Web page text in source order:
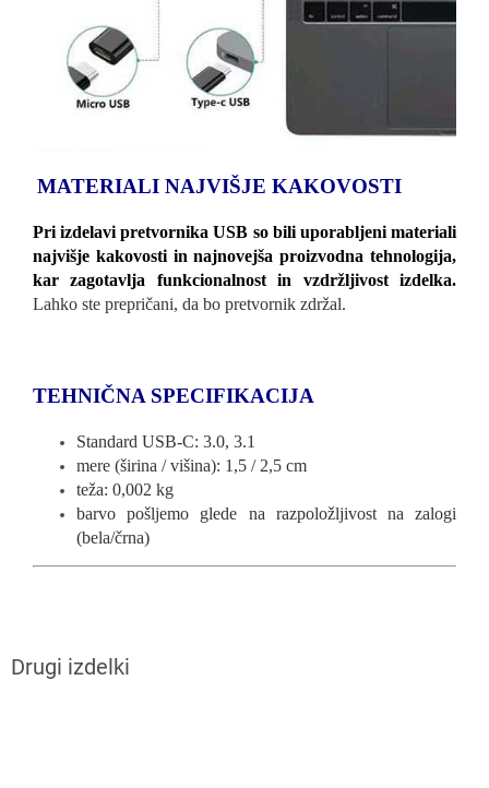
MATERIALI NAJVIŠJE KAKOVOSTI
Pri izdelavi pretvornika USB so bili uporabljeni materiali
najvišje kakovosti in najnovejša proizvodna tehnologija,
kar zagotavlja funkcionalnost in vzdržljivost izdelka.
Lahko ste prepričani, da bo pretvornik zdržal.
TEHNIČNA SPECIFIKACIJA
Standard USB-C: 3.0, 3.1
mere (širina / višina): 1,5 / 2,5 cm
teža: 0,002 kg
barvo pošljemo glede na razpoložljivost na zalogi
(bela/črna)